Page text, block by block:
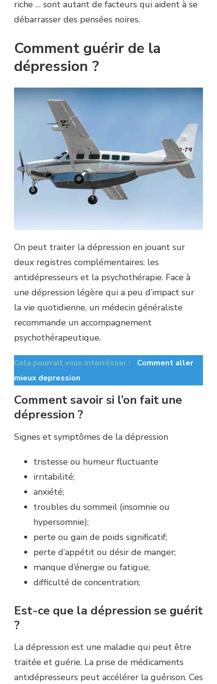
riche … sont autant de facteurs qui aident à se
débarrasser des pensées noires.
Comment guérir de la
dépression ?
On peut traiter la dépression en jouant sur
deux registres complémentaires: les
antidépresseurs et la psychothérapie. Face à
une dépression légère qui a peu d’impact sur
la vie quotidienne, un médecin généraliste
recommande un accompagnement
psychothérapeutique.
Cela pourrait vous interrésser :
Comment aller
mieux depression
Comment savoir si l’on fait une
dépression ?
Signes et symptômes de la dépression
tristesse ou humeur fluctuante
irritabilité;
anxiété;
troubles du sommeil (insomnie ou
hypersomnie);
perte ou gain de poids significatif;
perte d’appétit ou désir de manger;
manque d’énergie ou fatigue;
difficulté de concentration;
Est-ce que la dépression se guérit
?
La dépression est une maladie qui peut être
traitée et guérie. La prise de médicaments
antidépresseurs peut accélérer la guérison. Ces